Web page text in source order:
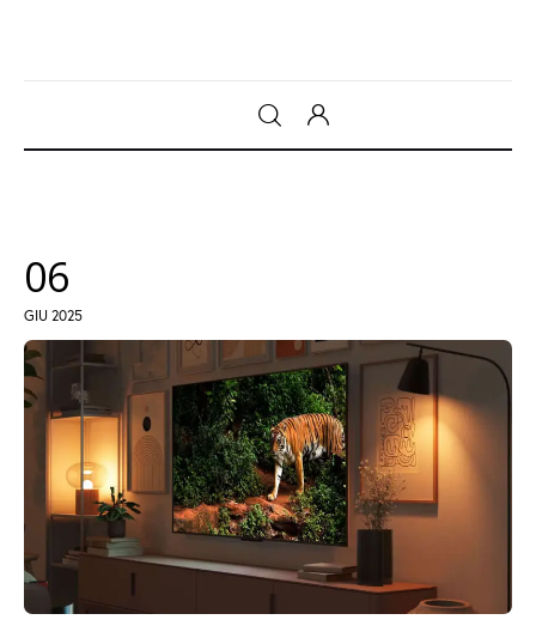
Intrattenimento
Web Log
twitter-
x
rss
06
GIU 2025